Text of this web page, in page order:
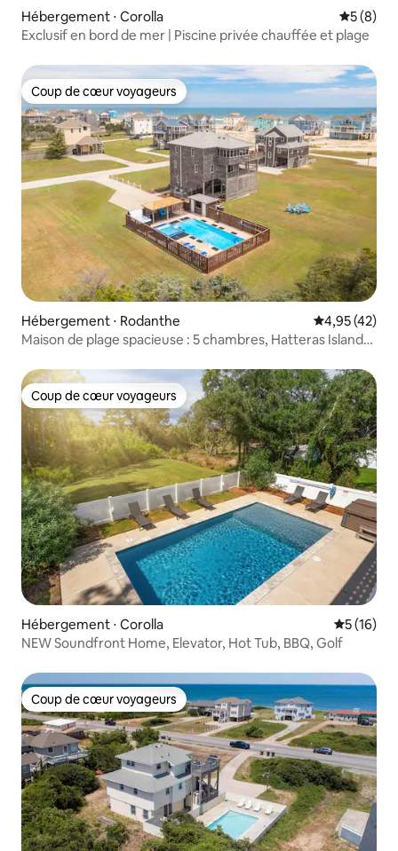
Hébergement ⋅ Corolla
5 (8)
Exclusif en bord de mer | Piscine privée chauffée et plage
Coup de cœur voyageurs
Coup de cœur voyageurs
Hébergement ⋅ Rodanthe Évaluation
4,95 (42)
Maison de plage spacieuse : 5 chambres, Hatteras Island
Coup de cœur voyageurs
Coup de cœur voyageurs
Hébergement ⋅ Corolla
5 (16)
NEW Soundfront Home, Elevator, Hot Tub, BBQ, Golf
Coup de cœur voyageurs
Coup de cœur voyageurs